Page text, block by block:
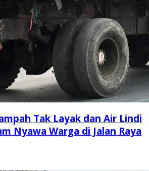
Tak Layak dan Air Lindi
Nyawa Warga di Jalan Raya